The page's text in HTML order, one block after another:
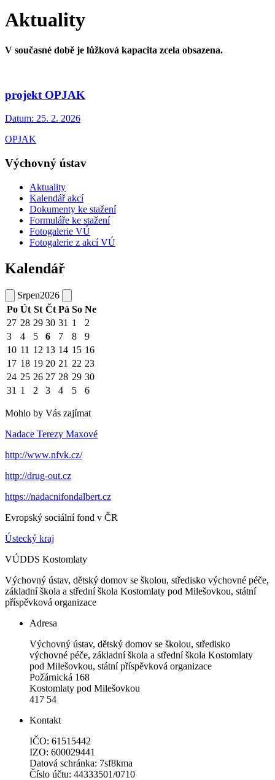
Aktuality
V současné době je lůžková kapacita zcela obsazena.
projekt OPJAK
Datum: 25. 2. 2026
OPJAK
Výchovný ústav
Aktuality
Kalendář akcí
Dokumenty ke stažení
Formuláře ke stažení
Fotogalerie VÚ
Fotogalerie z akcí VÚ
Kalendář
Srpen2026
Po Út St Čt Pá So Ne
27 28 29 30 31 1
2
3
4 5 6 7 8
9
10 11 12 13 14 15 16
17 18 19 20 21 22 23
24 25 26 27 28 29 30
31 1 2 3 4 5 6
Mohlo by Vás zajímat
Nadace Terezy Maxové
http://www.nfvk.cz/
http://drug-out.cz
https://nadacnifondalbert.cz
Evropský sociální fond v ČR
Ústecký kraj
VÚDDS Kostomlaty
Výchovný ústav, dětský domov se školou, středisko výchovné péče,
základní škola a střední škola Kostomlaty pod Milešovkou, státní
příspěvková organizace
Adresa
Výchovný ústav, dětský domov se školou, středisko
výchovné péče, základní škola a střední škola Kostomlaty
pod Milešovkou, státní příspěvková organizace
Požárnická 168
Kostomlaty pod Milešovkou
417 54
Kontakt
IČO: 61515442
IZO: 600029441
Datová schránka: 7sf8kma
Číslo účtu: 44333501/0710